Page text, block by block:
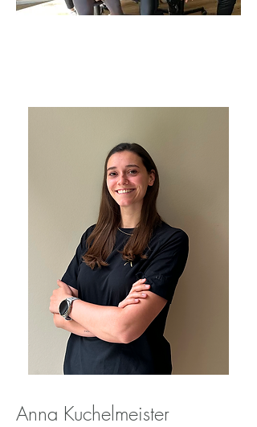
Anna Kuchelmeister